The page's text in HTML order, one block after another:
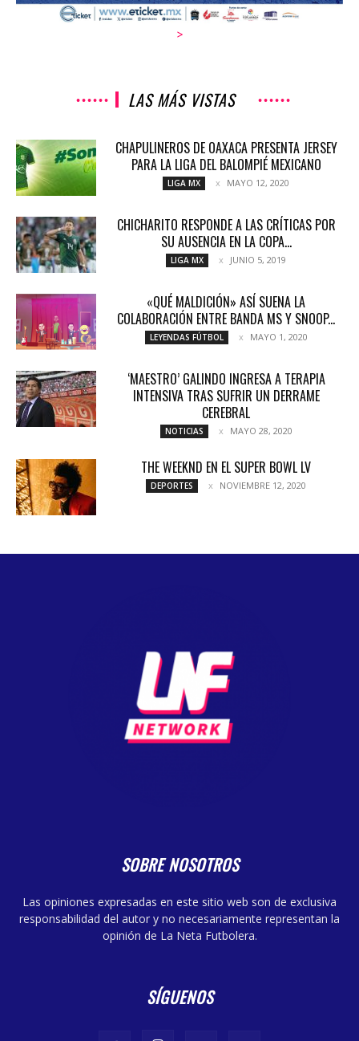
>
LAS MÁS VISTAS
CHAPULINEROS DE OAXACA PRESENTA JERSEY
PARA LA LIGA DEL BALOMPIÉ MEXICANO
LIGA MX MAYO 12, 2020
CHICHARITO RESPONDE A LAS CRÍTICAS POR
SU AUSENCIA EN LA COPA...
LIGA MX JUNIO 5, 2019
«QUÉ MALDICIÓN» ASÍ SUENA LA
COLABORACIÓN ENTRE BANDA MS Y SNOOP...
LEYENDAS FÚTBOL MAYO 1, 2020
‘MAESTRO’ GALINDO INGRESA A TERAPIA
INTENSIVA TRAS SUFRIR UN DERRAME
CEREBRAL
NOTICIAS MAYO 28, 2020
THE WEEKND EN EL SUPER BOWL LV
DEPORTES NOVIEMBRE 12, 2020
SOBRE NOSOTROS
Las opiniones expresadas en este sitio web son de exclusiva
responsabilidad del autor y no necesariamente representan la
opinión de La Neta Futbolera.
SÍGUENOS